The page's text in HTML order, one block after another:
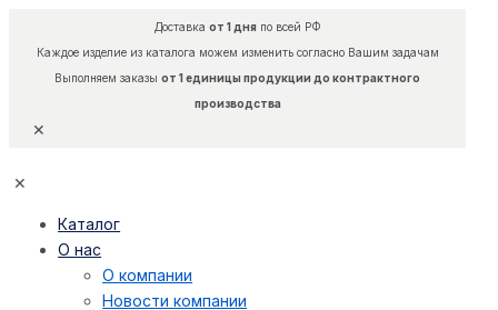
Доставка от 1 дняпо всей РФ
Каждое изделие из каталога можем изменить согласно Вашим задачам
Выполняем заказы от 1 единицы продукции до контрактного
производства
✕
✕
Каталог
О нас
О компании
Новости компании